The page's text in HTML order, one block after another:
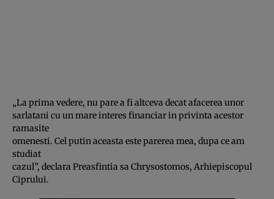
„La prima vedere, nu pare a fi altceva decat afacerea unor
sarlatani cu un mare interes financiar in privinta acestor
ramasite
omenesti. Cel putin aceasta este parerea mea, dupa ce am
studiat
cazul”, declara Preasfintia sa Chrysostomos, Arhiepiscopul
Ciprului.